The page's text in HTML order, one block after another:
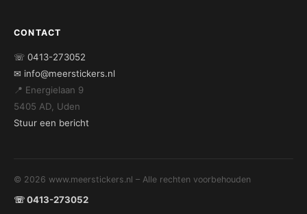
CONTACT
☏ 0413-273052
✉ info@meerstickers.nl
📍 Energielaan 9
5405 AD, Uden
Stuur een bericht
© 2026 www.meerstickers.nl – Alle rechten voorbehouden
☏ 0413-273052